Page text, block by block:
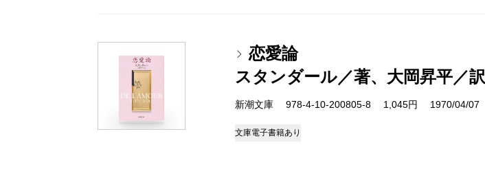
恋愛論
スタンダール／著、大岡昇平／訳
新潮文庫 978-4-10-200805-8 1,045円 1970/04/07
文庫電子書籍あり